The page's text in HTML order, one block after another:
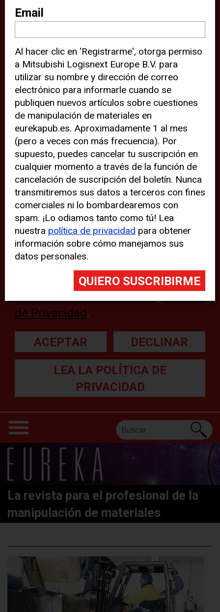
sitio web (por ejemplo, ofreciéndole
información de ubicación). Estas
terceras partes también definen
cookies en su dispositivo y pueden
rastrear su comportamiento en
internet. Al hacer clic en “Aceptar”,
significa que está de acuerdo con el
uso de cookies analíticas y de
terceros para tener una experiencia
óptima en nuestro sitio web. Si
elige “Declinar” el uso de cookies
analíticas y de terceros, evitará que
terceras partes rastreen su
comportamiento en nuestro sitio
web, aunque pueden aparecer
problemas técnicos con el sitio
web. Para obtener más
información, lea nuestra
de Privacidad .
ACEPTAR DECLINAR
LEA LA POLÍTICA DE
PRIVACIDAD
La revista para el profesional de la
manipulación de materiales
Email
Al hacer clic en 'Registrarme', otorga permiso
a Mitsubishi Logisnext Europe B.V. para
utilizar su nombre y dirección de correo
electrónico para informarle cuando se
publiquen nuevos artículos sobre cuestiones
de manipulación de materiales en
eurekapub.es. Aproximadamente 1 al mes
(pero a veces con más frecuencia). Por
supuesto, puedes cancelar tu suscripción en
cualquier momento a través de la función de
cancelación de suscripción del boletín. Nunca
transmitiremos sus datos a terceros con fines
comerciales ni lo bombardearemos con
spam. ¡Lo odiamos tanto como tú! Lea
nuestra política de privacidad para obtener
información sobre cómo manejamos sus
datos personales.